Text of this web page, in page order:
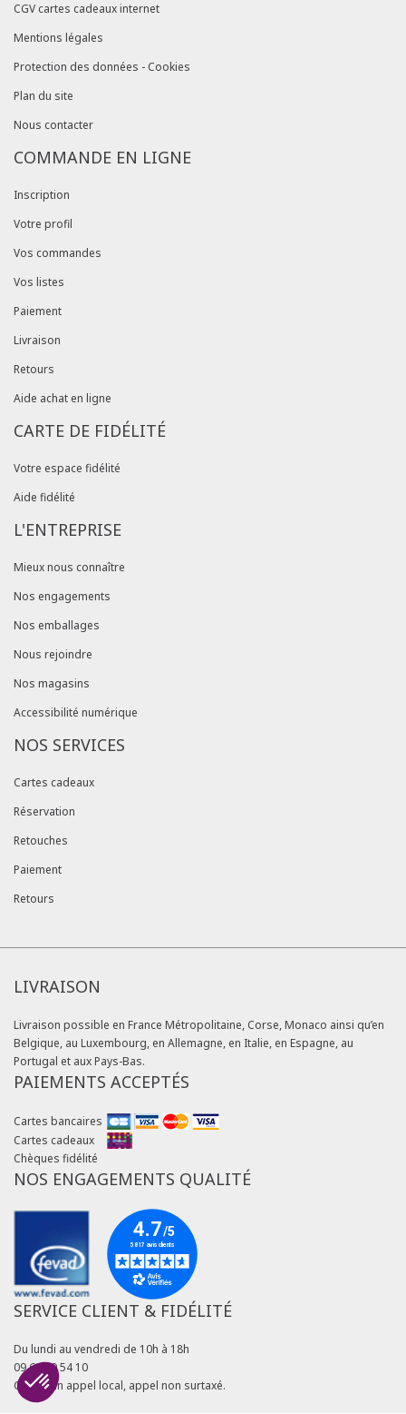
CGV cartes cadeaux internet
Mentions légales
Protection des données - Cookies
Plan du site
Nous contacter
COMMANDE EN LIGNE
Inscription
Votre profil
Vos commandes
Vos listes
Paiement
Livraison
Retours
Aide achat en ligne
CARTE DE FIDÉLITÉ
Votre espace fidélité
Aide fidélité
L'ENTREPRISE
Mieux nous connaître
Nos engagements
Nos emballages
Nous rejoindre
Nos magasins
Accessibilité numérique
NOS SERVICES
Cartes cadeaux
Réservation
Retouches
Paiement
Retours
LIVRAISON
Livraison possible en France Métropolitaine, Corse, Monaco ainsi qu’en
Belgique, au Luxembourg, en Allemagne, en Italie, en Espagne, au
Portugal et aux Pays-Bas.
PAIEMENTS ACCEPTÉS
Cartes bancaires
Cartes cadeaux
Chèques fidélité
NOS ENGAGEMENTS QUALITÉ
SERVICE CLIENT & FIDÉLITÉ
Du lundi au vendredi de 10h à 18h
09 69 39 54 10
Coût d'un appel local, appel non surtaxé.